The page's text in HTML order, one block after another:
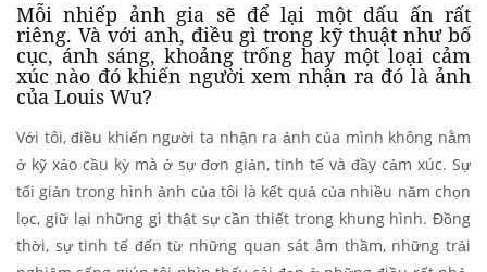
Mỗi nhiếp ảnh gia sẽ để lại một dấu ấn rất
riêng. Và với anh, điều gì trong kỹ thuật như bố
cục, ánh sáng, khoảng trống hay một loại cảm
xúc nào đó khiến người xem nhận ra đó là ảnh
của Louis Wu?
Với tôi, điều khiến người ta nhận ra ảnh của mình không nằm
ở kỹ xảo cầu kỳ mà ở sự đơn giản, tinh tế và đầy cảm xúc. Sự
tối giản trong hình ảnh của tôi là kết quả của nhiều năm chọn
lọc, giữ lại những gì thật sự cần thiết trong khung hình. Đồng
thời, sự tinh tế đến từ những quan sát âm thầm, những trải